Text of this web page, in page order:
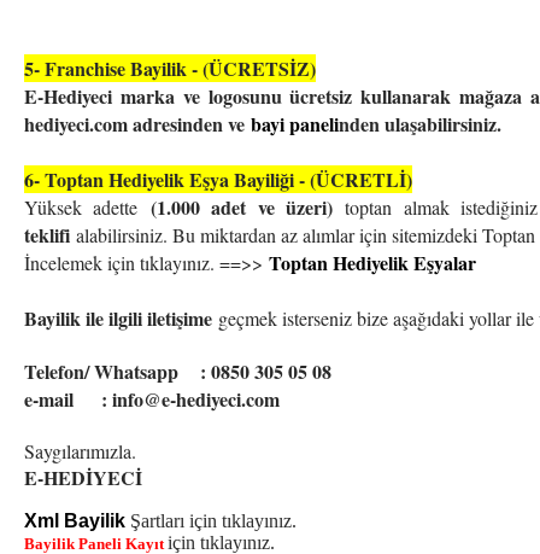
5- Franchise Bayilik - (ÜCRETSİZ)
E-Hediyeci marka ve logosunu ücretsiz kullanarak
hediyeci.com adresinden ve bayi panelinden ulaşabilirsiniz.
6- Toptan Hediyelik Eşya Bayiliği - (ÜCRETLİ)
Yüksek adette (1.000 adet ve üzeri)toptan almak
teklifi alabilirsiniz. Bu miktardan az alımlar için sitemizdeki
İncelemek için tıklayınız. ==>> Toptan Hediyelik Eşyalar
Bayilik ile ilgili iletişime geçmek isterseniz bize aşağıdaki yollar
Telefon/ Whatsapp : 0850 305 05 08
e-mail : info@e-hediyeci.com
Saygılarımızla.
E-HEDİYECİ
Xml Bayilik Şartları için tıklayınız.
BayilikPaneli Kayıtiçin tıklayınız.